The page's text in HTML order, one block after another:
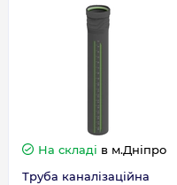
На складі в м.Дніпро
Труба каналізаційна